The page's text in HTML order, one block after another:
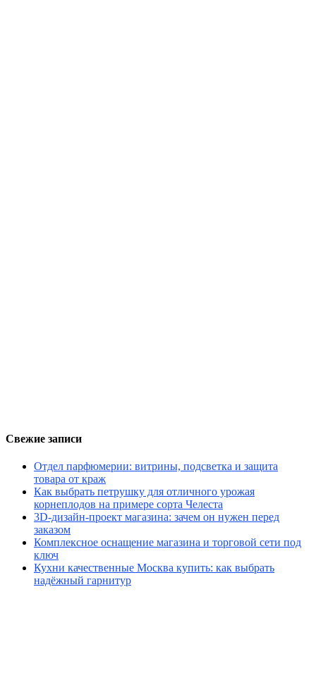
Свежие записи
Отдел парфюмерии: витрины, подсветка и защита
товара от краж
Как выбрать петрушку для отличного урожая
корнеплодов на примере сорта Челеста
3D-дизайн-проект магазина: зачем он нужен перед
заказом
Комплексное оснащение магазина и торговой сети под
ключ
Кухни качественные Москва купить: как выбрать
надёжный гарнитур